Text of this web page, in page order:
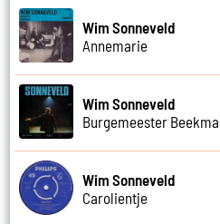
Wim Sonneveld
Annemarie
Wim Sonneveld
Burgemeester
Wim Sonneveld
Carolientje